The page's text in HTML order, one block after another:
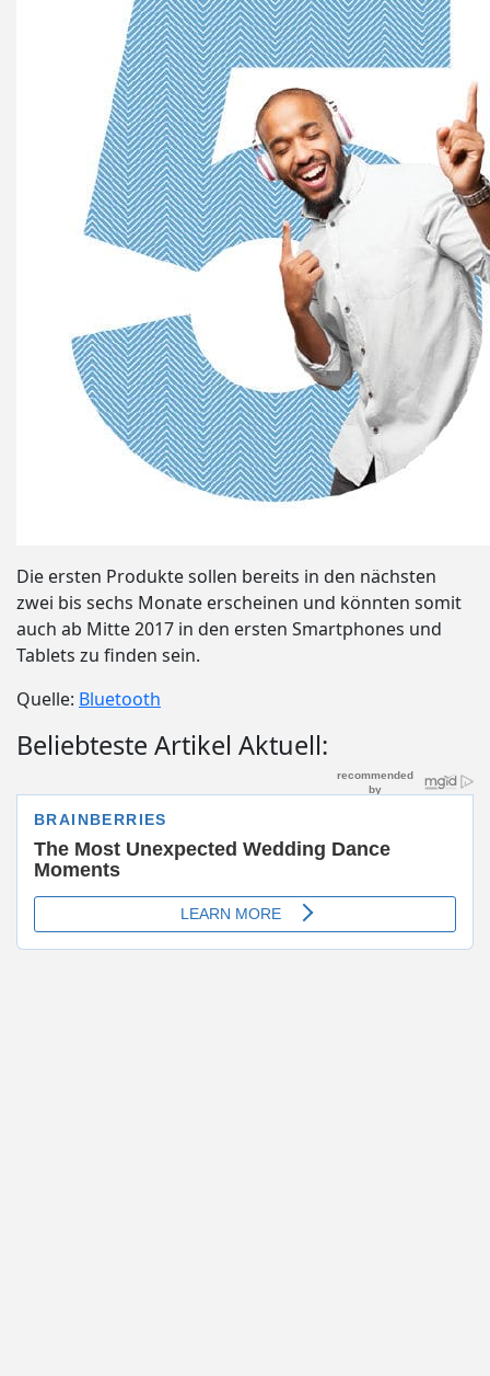
Die ersten Produkte sollen bereits in den nächsten
zwei bis sechs Monate erscheinen und könnten somit
auch ab Mitte 2017 in den ersten Smartphones und
Tablets zu finden sein.
Quelle: Bluetooth
Beliebteste Artikel Aktuell: